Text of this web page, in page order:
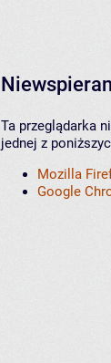
Ta przeglądarka
jednej z
Mozilla
Google